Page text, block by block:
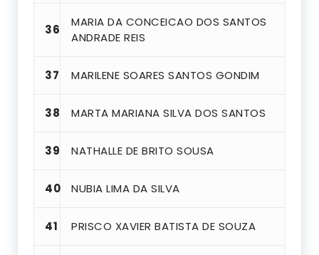
36
MARIA DA CONCEICAO DOS SANTOS
ANDRADE REIS
37 MARILENE SOARES SANTOS GONDIM
38 MARTA MARIANA SILVA DOS SANTOS
39 NATHALLE DE BRITO SOUSA
40 NUBIA LIMA DA SILVA
41 PRISCO XAVIER BATISTA DE SOUZA